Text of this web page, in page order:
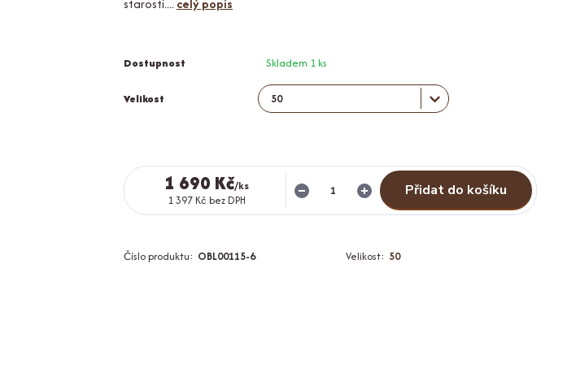
starosti....celý popis
Dostupnost Skladem 1 ks
Velikost
1 690 Kč/ks
1 397 Kč bez DPH
Přidat do košíku
Číslo produktu: OBL00115-6 Velikost: 50